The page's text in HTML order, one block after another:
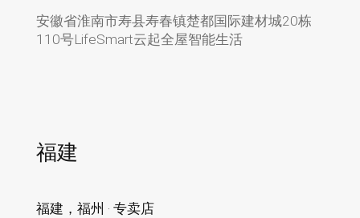
安徽省淮南市寿县寿春镇楚都国际建材城20栋
110号LifeSmart云起全屋智能生活
福建
福建，福州 · 专卖店